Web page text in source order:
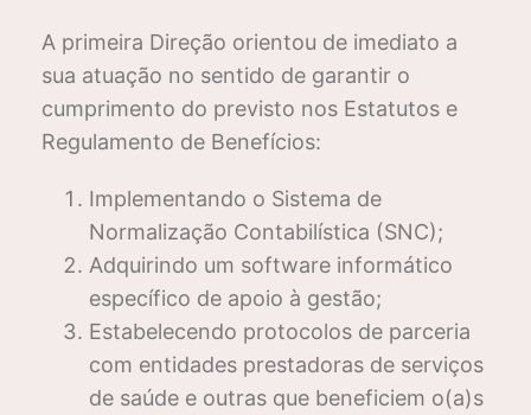
A primeira Direção orientou de imediato a
sua atuação no sentido de garantir o
cumprimento do previsto nos Estatutos e
Regulamento de Benefícios:
Implementando o Sistema de
Normalização Contabilística (SNC);
Adquirindo um software informático
específico de apoio à gestão;
Estabelecendo protocolos de parceria
com entidades prestadoras de serviços
de saúde e outras que beneficiem o(a)s